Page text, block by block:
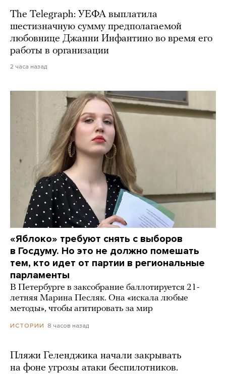
The Telegraph: УЕФА выплатила
шестизначную сумму предполагаемой
любовнице Джанни Инфантино во время его
работы в организации
2 часа назад
«Яблоко» требуют снять с выборов
в Госдуму. Но это не должно помешать
тем, кто идет от партии в региональные
парламенты
В Петербурге в заксобрание баллотируется 21-
летняя Марина Песляк. Она «искала любые
методы», чтобы агитировать за мир
ИСТОРИИ 8 часов назад
Пляжи Геленджика начали закрывать
на фоне угрозы атаки беспилотников.